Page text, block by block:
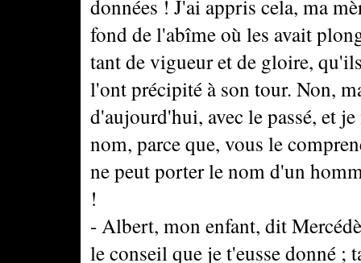
données ! J'ai appris cela, ma
fond de l'abîme où les avait
tant de vigueur et de gloire,
l'ont précipité à son tour. Non,
d'aujourd'hui, avec le passé, et
nom, parce que, vous le
ne peut porter le nom d'un
!
- Albert, mon enfant, dit
le conseil que je t'eusse donné ;